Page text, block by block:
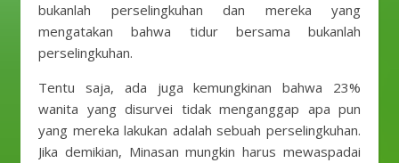
bukanlah perselingkuhan dan mereka yang
mengatakan bahwa tidur bersama bukanlah
perselingkuhan.
Tentu saja, ada juga kemungkinan bahwa 23%
wanita yang disurvei tidak menganggap apa pun
yang mereka lakukan adalah sebuah perselingkuhan.
Jika demikian, Minasan mungkin harus mewaspadai